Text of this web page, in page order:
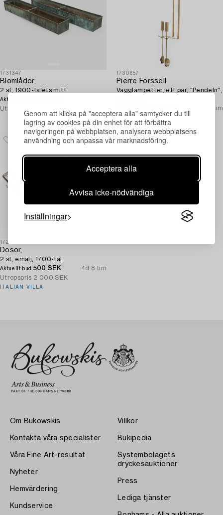
Genom att klicka på "acceptera alla" samtycker du till
lagring av cookies på din enhet för att förbättra
navigeringen på webbplatsen, analysera webbplatsens
användning och anpassa vår marknadsföring.
Acceptera alla
Avvisa icke-nödvändiga
Inställningar
1731347
Blomlådor,
2 st, 1900-talets mitt.
Aktuellt bud
Utropspris
1730657
Pierre Forssell
Vägglampetter, ett par, "Pendeln",
5d 5 tim
Utropspris 2 500 SEK
1724491
Dosor,
2 st, emalj, 1700-tal.
Aktuellt bud 500 SEK
4d 8 tim
Utropspris 2 000 SEK
ITALIAN VILLA
Om Bukowskis
Kontakta våra specialister
Våra Fine Art-resultat
Nyheter
Hemvärdering
Kundservice
Villkor
Bukipedia
Systembolagets
dryckesauktioner
Press
Lediga tjänster